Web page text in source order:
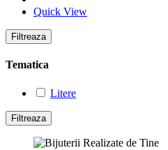
Quick View
Filtreaza
Tematica
Litere
Filtreaza